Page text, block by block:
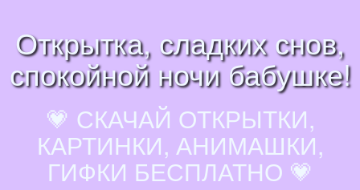
Открытка, сладких снов,
спокойной ночи бабушке!
💗 СКАЧАЙ ОТКРЫТКИ,
КАРТИНКИ, АНИМАШКИ,
ГИФКИ БЕСПЛАТНО 💗